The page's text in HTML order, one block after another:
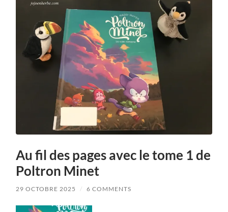
Au fil des pages avec le tome 1 de
Poltron Minet
29 OCTOBRE 2025 / 6 COMMENTS